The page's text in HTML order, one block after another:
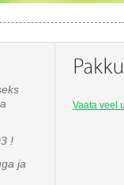
Vaata veel
!
ja